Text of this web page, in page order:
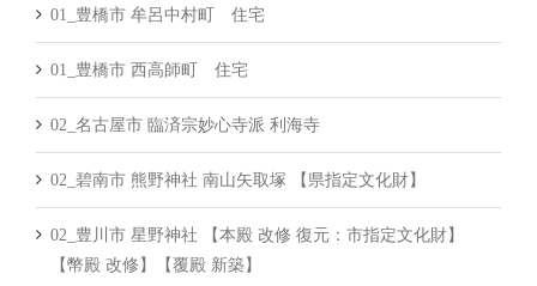
01_豊橋市 牟呂中村町 住宅
01_豊橋市 西高師町 住宅
02_名古屋市 臨済宗妙心寺派 利海寺
02_碧南市 熊野神社 南山矢取塚 【県指定文化財】
02_豊川市 星野神社 【本殿 改修 復元：市指定文化財】
【幣殿 改修】【覆殿 新築】